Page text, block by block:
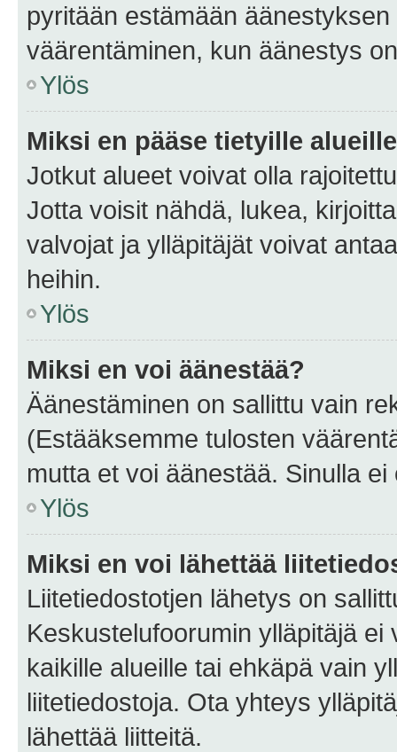
pyritään estämään
väärentäminen, kun äänestys
Ylös
Miksi en pääse tietyille
Jotkut alueet voivat olla
Jotta voisit nähdä, lukea,
valvojat ja ylläpitäjät voivat
heihin.
Ylös
Miksi en voi äänestää?
Äänestäminen on sallittu vain
(Estääksemme tulosten
mutta et voi äänestää. Sinulla
Ylös
Miksi en voi lähettää
Liitetiedostotjen lähetys on
Keskustelufoorumin ylläpitäjä
kaikille alueille tai ehkäpä vain
liitetiedostoja. Ota yhteys
lähettää liitteitä.